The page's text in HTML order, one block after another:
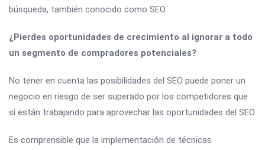
búsqueda, también conocido como SEO.
¿Pierdes oportunidades de crecimiento al ignorar a todo
un segmento de compradores potenciales?
No tener en cuenta las posibilidades del SEO puede poner un
negocio en riesgo de ser superado por los competidores que
sí están trabajando para aprovechar las oportunidades del SEO.
Es comprensible que la implementación de técnicas